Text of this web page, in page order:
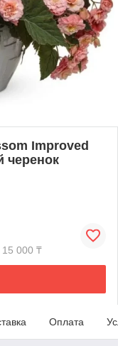
Improved
черенок
000 ₸
Оплата